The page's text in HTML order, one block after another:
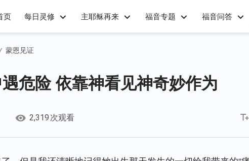
页 每日灵修 主耶稣再来 福音专题 福音问答
/ 蒙恩见证
危险 依靠神看见神奇妙作为
2,319 次观看